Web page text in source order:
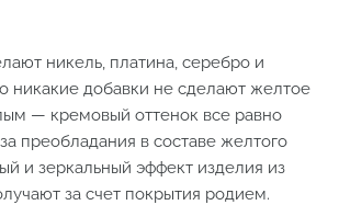
никель, платина, серебро и
никакие добавки не сделают желтое
— кремовый оттенок все равно
преобладания в составе желтого
и зеркальный эффект изделия из
за счет покрытия родием.